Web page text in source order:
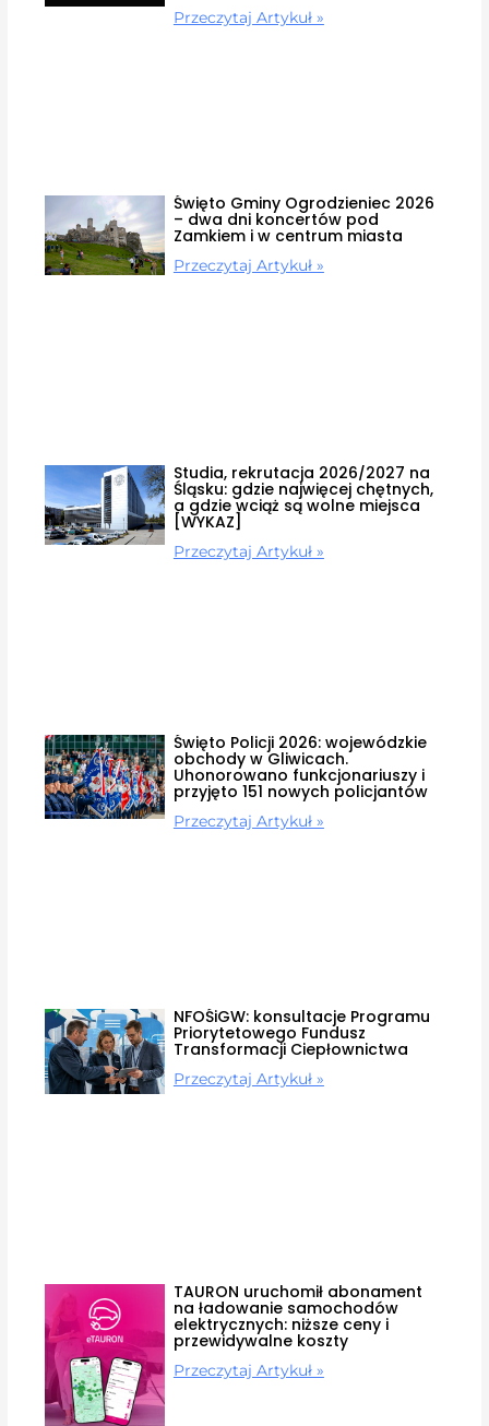
Przeczytaj Artykuł »
Święto Gminy Ogrodzieniec 2026
– dwa dni koncertów pod
Zamkiem i w centrum miasta
Przeczytaj Artykuł »
Studia, rekrutacja 2026/2027 na
Śląsku: gdzie najwięcej chętnych,
a gdzie wciąż są wolne miejsca
[WYKAZ]
Przeczytaj Artykuł »
Święto Policji 2026: wojewódzkie
obchody w Gliwicach.
Uhonorowano funkcjonariuszy i
przyjęto 151 nowych policjantów
Przeczytaj Artykuł »
NFOŚiGW: konsultacje Programu
Priorytetowego Fundusz
Transformacji Ciepłownictwa
Przeczytaj Artykuł »
TAURON uruchomił abonament
na ładowanie samochodów
elektrycznych: niższe ceny i
przewidywalne koszty
Przeczytaj Artykuł »